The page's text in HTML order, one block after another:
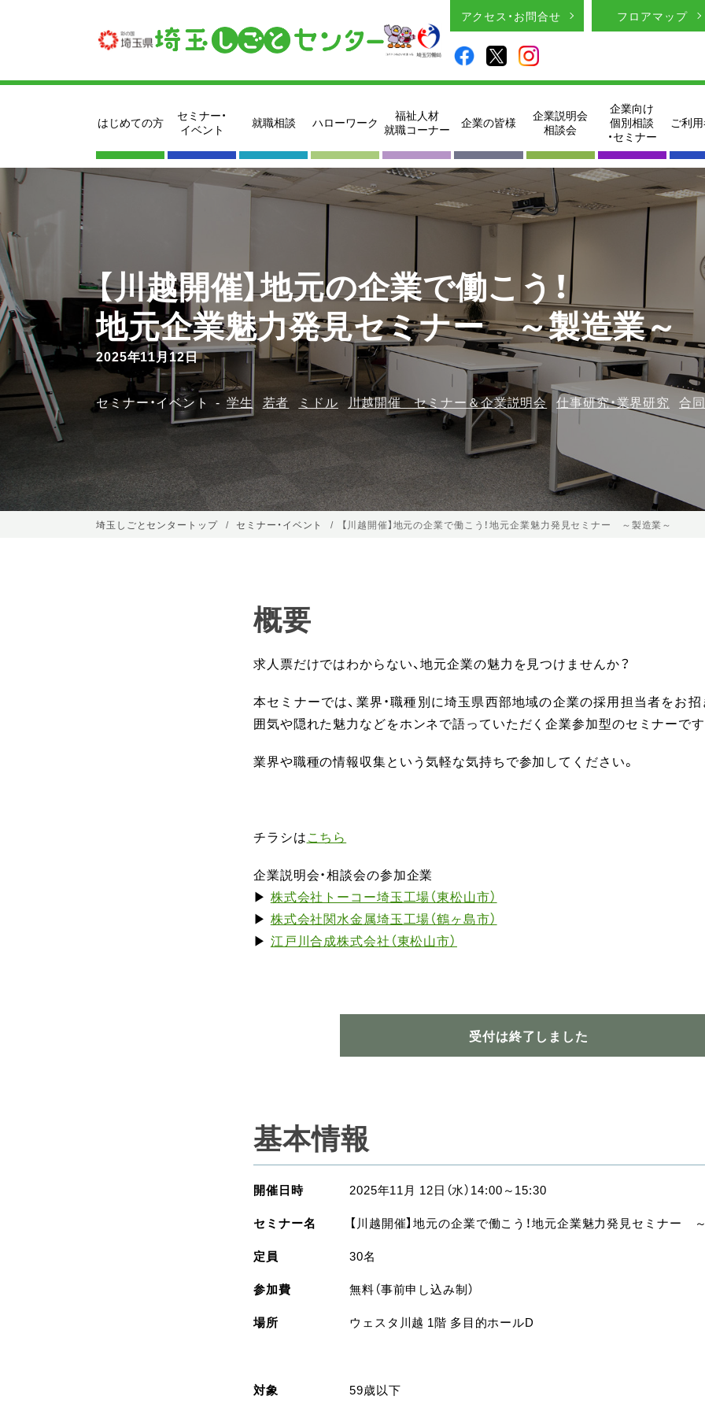
アクセス・お問合せ フロアマップ
はじめての方
セミナー・
イベント
就職相談 ハローワーク
福祉人材
就職コーナー
企業の皆様
企業説明会
相談会
企業向け
個別相談
・セミナー
ご利
【川越開催】地元の企業で働こう！
地元企業魅力発見セミナー ～製造業～
2025年11月12日
セミナー・イベント 学生 若者 ミドル 川越開催 セミナー＆企業説明会 仕事研究・業界研究 合
埼玉しごとセンタートップ セミナー・イベント 【川越開催】地元の企業で働こう！地元企業魅力発見セミナー ～製造業～
概要
求人票だけではわからない、地元企業の魅力を見つけませんか？
本セミナーでは、業界・職種別に埼玉県西部地域の企業の採用担当者をお招
囲気や隠れた魅力などをホンネで語っていただく企業参加型のセミナーで
業界や職種の情報収集という気軽な気持ちで参加してください。
チラシはこちら
企業説明会・相談会の参加企業
▶ 株式会社トーコー埼玉工場（東松山市）
▶ 株式会社関水金属埼玉工場（鶴ヶ島市）
▶ 江戸川合成株式会社（東松山市）
受付は終了しました
基本情報
開催日時
2025年11月 12日（水）14:00～15:30
セミナー名
【川越開催】地元の企業で働こう！地元企業魅力発見セミナー
定員
30名
参加費
無料（事前申し込み制）
場所
ウェスタ川越 1階 多目的ホールD
対象 59歳以下